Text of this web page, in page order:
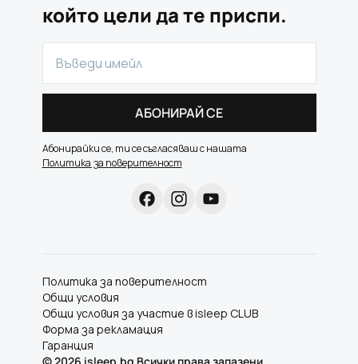
който цели да те приспи.
АБОНИРАЙ СЕ
Абонирайки се, ти се съгласяваш с нашата
Политика за поверителност
Политика за поверителност
Общи условия
Общи условия за участие в isleep CLUB
Форма за рекламация
Гаранция
©2026 isleep.bg Всички права запазени.